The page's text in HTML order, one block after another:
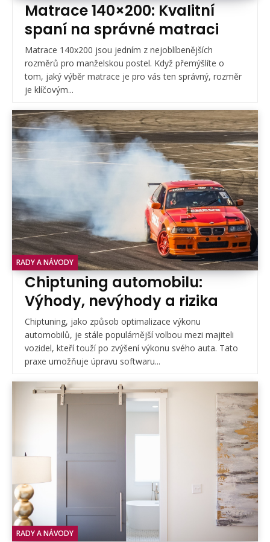
Matrace 140×200: Kvalitní
spaní na správné matraci
Matrace 140x200 jsou jedním z nejoblíbenějších
rozměrů pro manželskou postel. Když přemýšlíte o
tom, jaký výběr matrace je pro vás ten správný, rozměr
je klíčovým...
RADY A NÁVODY
Chiptuning automobilu:
Výhody, nevýhody a rizika
Chiptuning, jako způsob optimalizace výkonu
automobilů, je stále populárnější volbou mezi majiteli
vozidel, kteří touží po zvýšení výkonu svého auta. Tato
praxe umožňuje úpravu softwaru...
RADY A NÁVODY